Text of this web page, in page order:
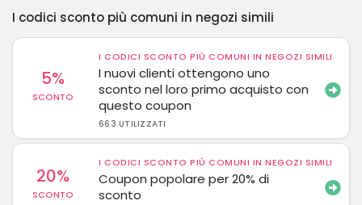
I codici sconto più comuni in negozi simili
5%
SCONTO
I CODICI SCONTO PIÙ COMUNI IN NEGOZI SIMILI
I nuovi clienti ottengono uno
sconto nel loro primo acquisto con
questo coupon
663 UTILIZZATI
20%
SCONTO
I CODICI SCONTO PIÙ COMUNI IN NEGOZI SIMILI
Coupon popolare per 20% di
sconto